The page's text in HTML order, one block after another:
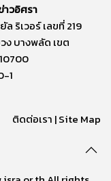
าวอิศรา
ล ริเวอร์ เลขที่ 219
บางพลัด เขต
1
ติดต่อเรา |Site Map